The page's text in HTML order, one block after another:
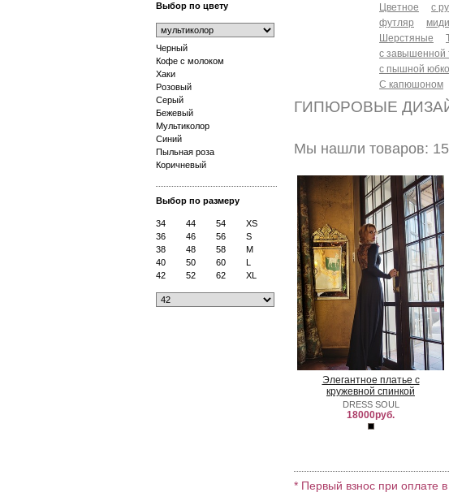
Выбор по цвету
Черный
Кофе с молоком
Хаки
Розовый
Серый
Бежевый
Мультиколор
Синий
Пыльная роза
Коричневый
Выбор по размеру
34 44 54
XS
36
46 56
S
38
48 58
M
40
50 60
L
42
52 62 XL
Цветное
с
футляр
миди
Шерстяные
с завышенной
с пышной
С капюшоном
ГИПЮРОВЫЕ
Мы нашли товаров: 15
Элегантное платье с
кружевной спинкой
DRESS SOUL
18000руб.
* Первый взнос при оплате